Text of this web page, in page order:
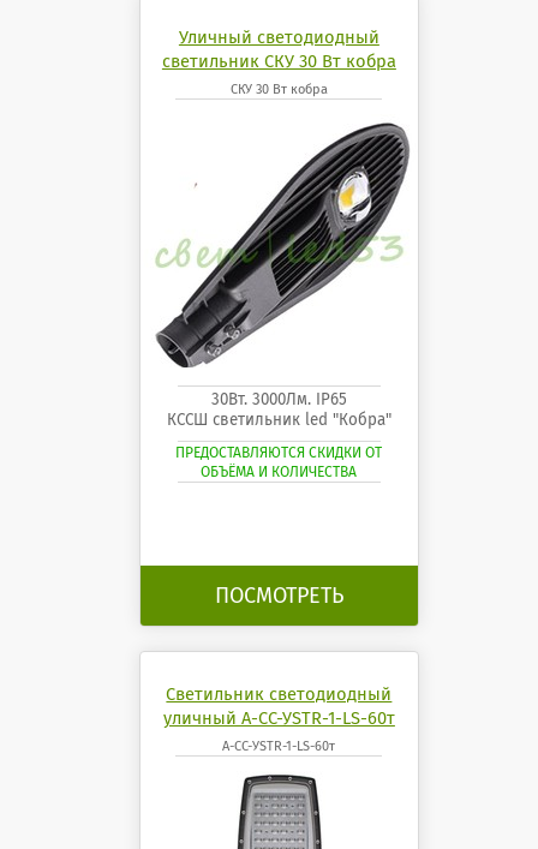
Уличный светодиодный
светильник СКУ 30 Вт кобра
СКУ 30 Вт кобра
30Вт. 3000Лм. IP65
КССШ светильник led "Кобра"
ПРЕДОСТАВЛЯЮТСЯ СКИДКИ ОТ
ОБЪЁМА И КОЛИЧЕСТВА
ПОСМОТРЕТЬ
Светильник светодиодный
уличный А-СС-УSTR-1-LS-60т
А-СС-УSTR-1-LS-60т